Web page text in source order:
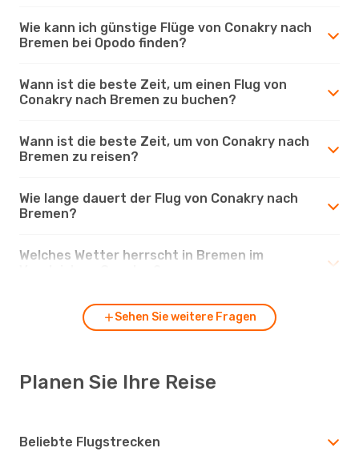
Wie kann ich günstige Flüge von Conakry nach
Bremen bei Opodo finden?
Wann ist die beste Zeit, um einen Flug von
Conakry nach Bremen zu buchen?
Wann ist die beste Zeit, um von Conakry nach
Bremen zu reisen?
Wie lange dauert der Flug von Conakry nach
Bremen?
Welches Wetter herrscht in Bremen im
Sehen Sie weitere Fragen
Planen Sie Ihre Reise
Beliebte Flugstrecken